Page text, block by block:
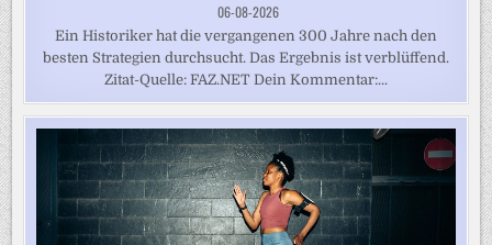
06-08-2026
Ein Historiker hat die vergangenen 300 Jahre nach den
besten Strategien durchsucht. Das Ergebnis ist verblüffend.
Zitat-Quelle: FAZ.NET Dein Kommentar:...